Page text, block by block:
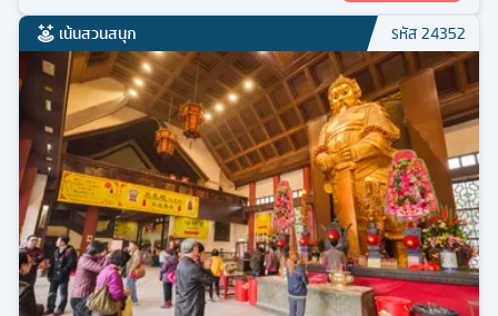
เน้นสวนสนุก รหัส24352